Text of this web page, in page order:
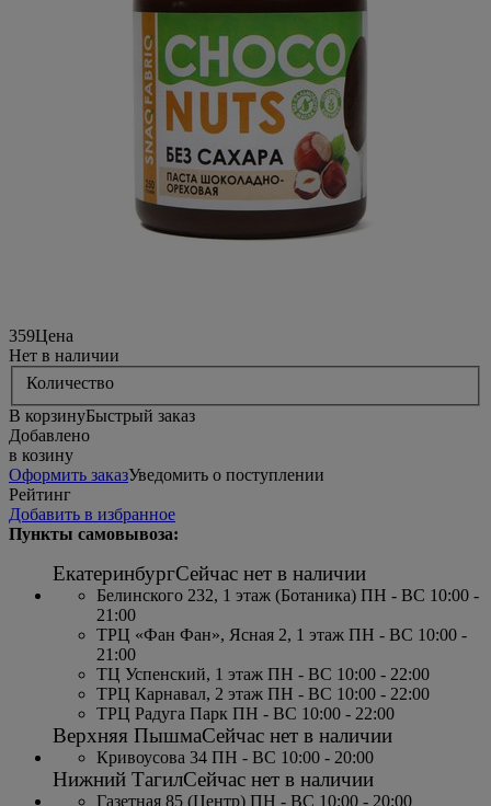
359Цена
Нет в наличии
Количество
В корзинуБыстрый заказ
Добавлено
в козину
Оформить заказУведомить о поступлении
Рейтинг
Добавить в избранное
Пункты самовывоза:
ЕкатеринбургСейчас нет в наличии
Белинского 232, 1 этаж (Ботаника) ПН - ВС 10:00 -
21:00
ТРЦ «Фан Фан», Ясная 2, 1 этаж ПН - ВС 10:00 -
21:00
ТЦ Успенский, 1 этаж ПН - ВС 10:00 - 22:00
ТРЦ Карнавал, 2 этаж ПН - ВС 10:00 - 22:00
ТРЦ Радуга Парк ПН - ВС 10:00 - 22:00
Верхняя ПышмаСейчас нет в наличии
Кривоусова 34 ПН - ВС 10:00 - 20:00
Нижний ТагилСейчас нет в наличии
Газетная 85 (Центр) ПН - ВС 10:00 - 20:00